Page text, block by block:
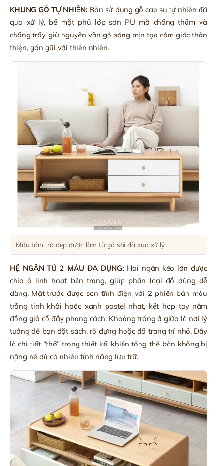
KHUNG GỖ TỰ NHIÊN: Bàn sử dụng gỗ cao su tự nhiên đã
qua xử lý, bề mặt phủ lớp sơn PU mờ chống thấm và
chống trầy, giữ nguyên vân gỗ sáng mịn tạo cảm giác thân
thiện, gần gũi với thiên nhiên.
Mẫu bàn trà đẹp được làm từ gỗ sồi đã qua xử lý
HỆ NGĂN TỦ 2 MÀU ĐA DỤNG: Hai ngăn kéo lớn được
chia ô linh hoạt bên trong, giúp phân loại đồ dùng dễ
dàng. Mặt trước được sơn tĩnh điện với 2 phiên bản màu
trắng tinh khôi hoặc xanh pastel nhạt, kết hợp tay nắm
đồng giả cổ đầy phong cách. Khoảng trống ở giữa là nơi lý
tưởng để bạn đặt sách, rổ đựng hoặc đồ trang trí nhỏ. Đây
là chi tiết “thở” trong thiết kế, khiến tổng thể bàn không bị
nặng nề dù có nhiều tính năng lưu trữ.